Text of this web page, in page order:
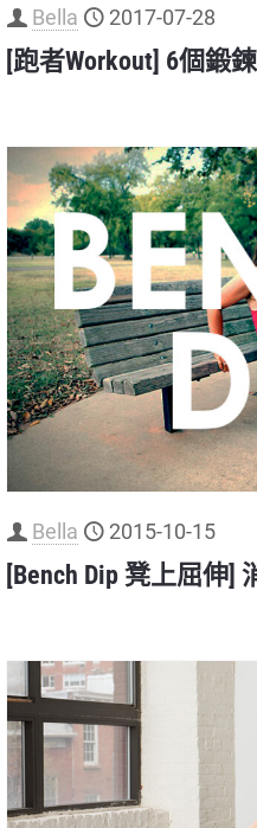
Bella 2017-07-28
[跑者Workout] 6個鍛
Bella 2015-10-15
[Bench Dip 凳上屈伸]